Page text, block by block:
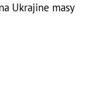
Ukrajine masy